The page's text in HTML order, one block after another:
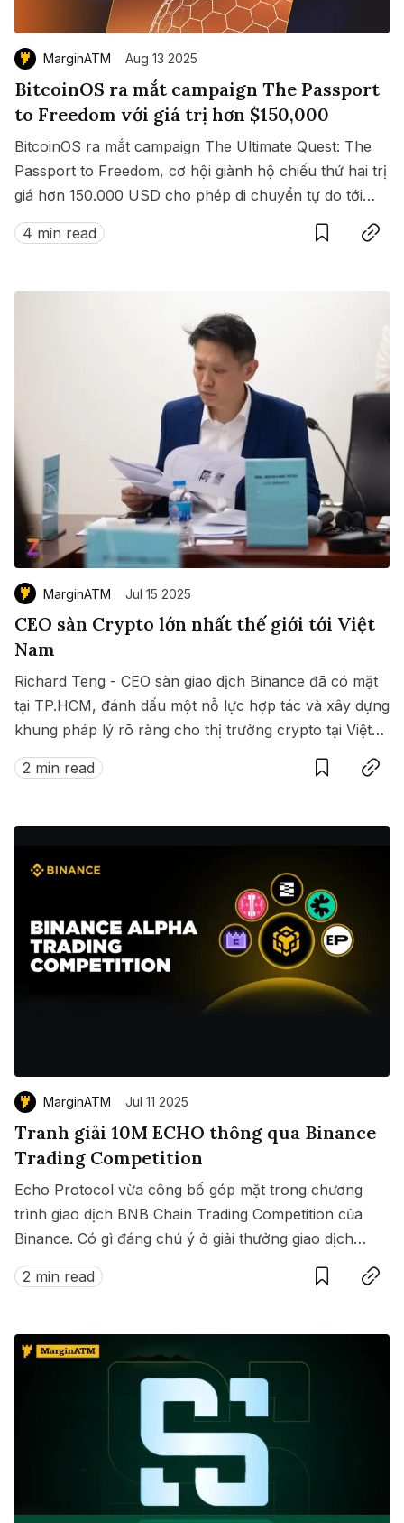
MarginATM Aug 13 2025
BitcoinOS ra mắt campaign The Passport
to Freedom với giá trị hơn $150,000
BitcoinOS ra mắt campaign The Ultimate Quest: The
Passport to Freedom, cơ hội giành hộ chiếu thứ hai trị
giá hơn 150.000 USD cho phép di chuyển tự do tới
hàng loạt quốc gia không cần visa.
4 min read
SaveCopy link
MarginATM Jul 15 2025
CEO sàn Crypto lớn nhất thế giới tới Việt
Nam
Richard Teng - CEO sàn giao dịch Binance đã có mặt
tại TP.HCM, đánh dấu một nỗ lực hợp tác và xây dựng
khung pháp lý rõ ràng cho thị trường crypto tại Việt
Nam.
2 min read
SaveCopy link
MarginATM Jul 11 2025
Tranh giải 10M ECHO thông qua Binance
Trading Competition
Echo Protocol vừa công bố góp mặt trong chương
trình giao dịch BNB Chain Trading Competition của
Binance. Có gì đáng chú ý ở giải thưởng giao dịch
này?
2 min read
SaveCopy link